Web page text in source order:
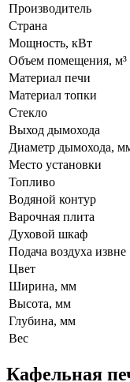
Производитель
Страна
Мощность, кВт
Объем помещения, м³
Материал печи
Материал топки
Стекло
Выход дымохода
Диаметр дымохода,
Место установки
Топливо
Водяной контур
Варочная плита
Духовой шкаф
Подача воздуха извне
Цвет
Ширина, мм
Высота, мм
Глубина, мм
Вес
Кафельная